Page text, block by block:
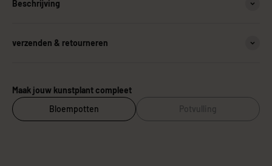
Beschrijving
verzenden & retourneren
Maak jouw kunstplant compleet
Bloempotten
Potvulling